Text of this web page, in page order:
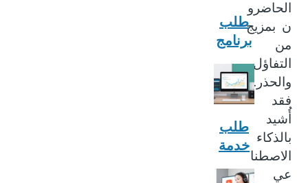
الحاضرو
ن بمزيج
من
التفاؤل
والحذر.
فقد
أُشيد
بالذكاء
الاصطنا
عي
طلب
برنامج
طلب
خدمة